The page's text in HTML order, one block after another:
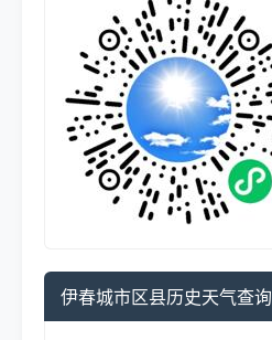
伊春城市区县历史天气查询